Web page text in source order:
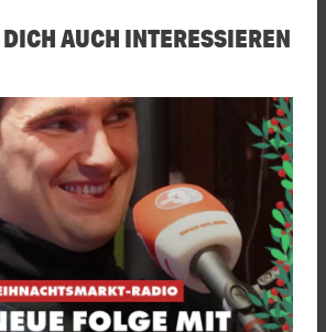
AUCH INTERESSIEREN